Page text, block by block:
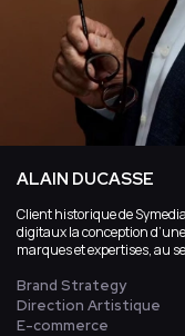
ALAIN DUCASSE
Client historique de
digitaux la conception
marques et expertises, au
Brand Strategy
Direction Artistique
E-commerce